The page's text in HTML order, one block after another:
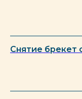
Снятие брекет